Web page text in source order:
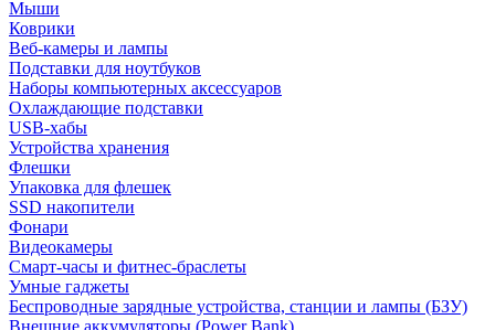
Мыши
Коврики
Веб-камеры и лампы
Подставки для ноутбуков
Наборы компьютерных аксессуаров
Охлаждающие подставки
USB-хабы
Устройства хранения
Флешки
Упаковка для флешек
SSD накопители
Фонари
Видеокамеры
Смарт-часы и фитнес-браслеты
Умные гаджеты
Беспроводные зарядные устройства, станции и лампы (БЗУ)
Внешние аккумуляторы (Power Bank)